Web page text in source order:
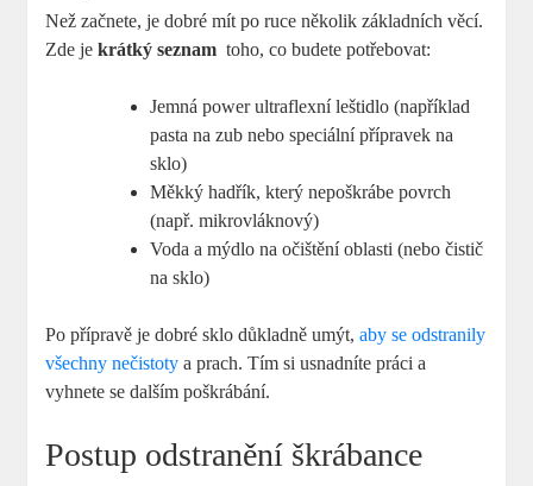
Než začnete, ​je dobré ‌mít⁤ po ruce několik základních věcí.
Zde jekrátký seznam ⁤ toho, co budete potřebovat:
Jemná power ultraflexní leštidlo (například
pasta na zub nebo speciální přípravek⁢ na
sklo)
Měkký hadřík, ⁣který nepoškrábe povrch‍
(např.​ mikrovláknový)
Voda a mýdlo na ​očištění ⁢oblasti (nebo čistič
na sklo)
Po ⁢přípravě je ⁢dobré sklo důkladně umýt,aby se odstranily
všechny nečistoty a prach. Tím si usnadníte ‍práci a
vyhnete se ⁣dalším poškrábání.
Postup ⁤odstranění škrábance